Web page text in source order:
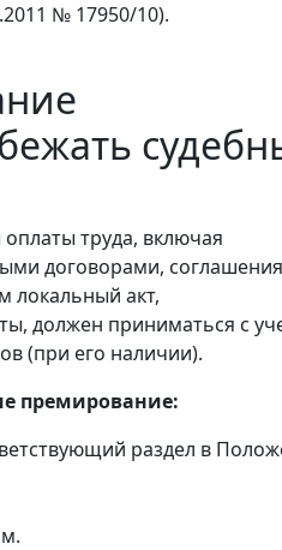
№ 17950/10).
труда, включая
договорами,
локальный акт,
должен приниматься с
(при его наличии).
премирование:
раздел в